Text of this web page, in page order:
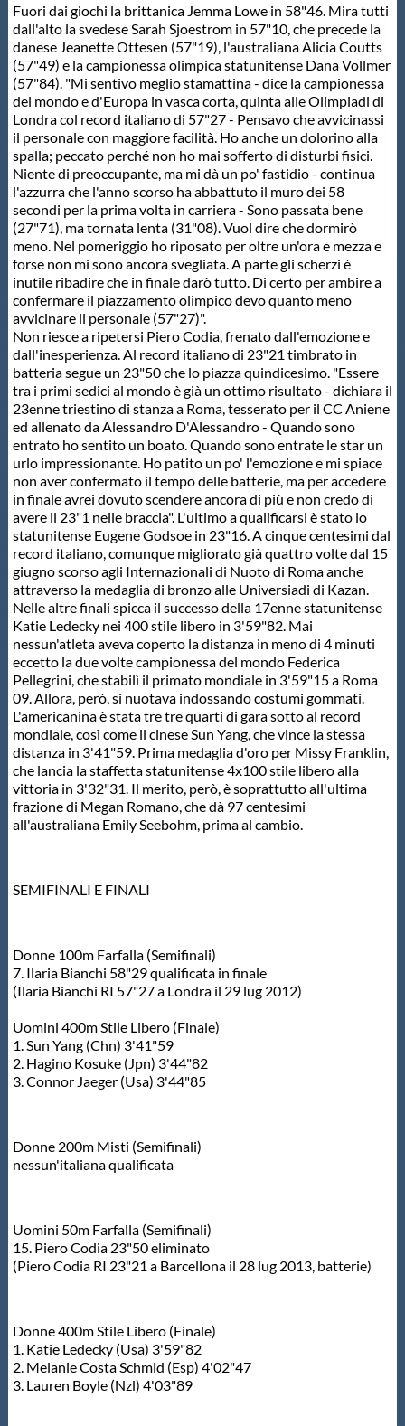
Fuori dai giochi la brittanica Jemma Lowe in 58"46. Mira tutti
dall'alto la svedese Sarah Sjoestrom in 57"10, che precede la
danese Jeanette Ottesen (57"19), l'australiana Alicia Coutts
(57"49) e la campionessa olimpica statunitense Dana Vollmer
(57"84). "Mi sentivo meglio stamattina - dice la campionessa
del mondo e d'Europa in vasca corta, quinta alle Olimpiadi di
Londra col record italiano di 57"27 - Pensavo che avvicinassi
il personale con maggiore facilità. Ho anche un dolorino alla
spalla; peccato perché non ho mai sofferto di disturbi fisici.
Niente di preoccupante, ma mi dà un po' fastidio - continua
l'azzurra che l'anno scorso ha abbattuto il muro dei 58
secondi per la prima volta in carriera - Sono passata bene
(27"71), ma tornata lenta (31"08). Vuol dire che dormirò
meno. Nel pomeriggio ho riposato per oltre un'ora e mezza e
forse non mi sono ancora svegliata. A parte gli scherzi è
inutile ribadire che in finale darò tutto. Di certo per ambire a
confermare il piazzamento olimpico devo quanto meno
avvicinare il personale (57"27)".
Non riesce a ripetersi Piero Codia, frenato dall'emozione e
dall'inesperienza. Al record italiano di 23"21 timbrato in
batteria segue un 23"50 che lo piazza quindicesimo. "Essere
tra i primi sedici al mondo è già un ottimo risultato - dichiara il
23enne triestino di stanza a Roma, tesserato per il CC Aniene
ed allenato da Alessandro D'Alessandro - Quando sono
entrato ho sentito un boato. Quando sono entrate le star un
urlo impressionante. Ho patito un po' l'emozione e mi spiace
non aver confermato il tempo delle batterie, ma per accedere
in finale avrei dovuto scendere ancora di più e non credo di
avere il 23"1 nelle braccia". L'ultimo a qualificarsi è stato lo
statunitense Eugene Godsoe in 23"16. A cinque centesimi dal
record italiano, comunque migliorato già quattro volte dal 15
giugno scorso agli Internazionali di Nuoto di Roma anche
attraverso la medaglia di bronzo alle Universiadi di Kazan.
Nelle altre finali spicca il successo della 17enne statunitense
Katie Ledecky nei 400 stile libero in 3'59"82. Mai
nessun'atleta aveva coperto la distanza in meno di 4 minuti
eccetto la due volte campionessa del mondo Federica
Pellegrini, che stabilì il primato mondiale in 3'59"15 a Roma
09. Allora, però, si nuotava indossando costumi gommati.
L'americanina è stata tre tre quarti di gara sotto al record
mondiale, così come il cinese Sun Yang, che vince la stessa
distanza in 3'41"59. Prima medaglia d'oro per Missy Franklin,
che lancia la staffetta statunitense 4x100 stile libero alla
vittoria in 3'32"31. Il merito, però, è soprattutto all'ultima
frazione di Megan Romano, che dà 97 centesimi
all'australiana Emily Seebohm, prima al cambio.
SEMIFINALI E FINALI
Donne 100m Farfalla (Semifinali)
7. Ilaria Bianchi 58"29 qualificata in finale
(Ilaria Bianchi RI 57"27 a Londra il 29 lug 2012)
Uomini 400m Stile Libero (Finale)
1. Sun Yang (Chn) 3'41"59
2. Hagino Kosuke (Jpn) 3'44"82
3. Connor Jaeger (Usa) 3'44"85
Donne 200m Misti (Semifinali)
nessun'italiana qualificata
Uomini 50m Farfalla (Semifinali)
15. Piero Codia 23"50 eliminato
(Piero Codia RI 23"21 a Barcellona il 28 lug 2013, batterie)
Donne 400m Stile Libero (Finale)
1. Katie Ledecky (Usa) 3'59"82
2. Melanie Costa Schmid (Esp) 4'02"47
3. Lauren Boyle (Nzl) 4'03"89